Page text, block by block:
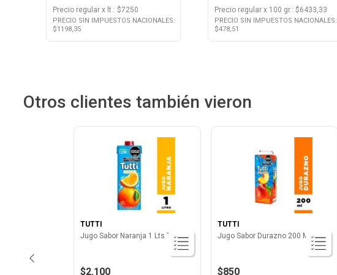
Precio regularx lt. : $7250
PRECIO SIN IMPUESTOS NACIONALES:
$1198,35
Precio regularx 100 gr. : $6433,33
PRECIO SIN IMPUESTOS NACIONALES:
$478,51
Otros clientes también vieron
TUTTI
Jugo Sabor Naranja 1 Lts Tutti
$2.100
TUTTI
Jugo Sabor Durazno 200 Ml Tutti
$850